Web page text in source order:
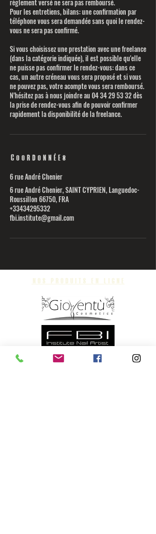
règlement versé ne sera pas remboursé.
Pour les entretiens, bilans: une confirmation par
téléphone vous sera demandée sans quoi le rendez-
vous ne sera pas confirmé.
Si vous choisissez une prestation avec une freelance
(dans la catégorie indiquée), il est possible qu'elle
ne puisse pas confirmer le rendez-vous: dans ce
cas, un autre créneau vous sera proposé et si vous
ne pouvez pas, votre acompte vous sera remboursé.
N'hésitez pas à nous joindre au 04 34 29 53 32 dès
la prise de rendez-vous afin de pouvoir confirmer
rapidement la disponibilité de la freelance.
Coordonnées
6 rue André Chenier
6 rue André Chenier, SAINT CYPRIEN, Languedoc-
Roussillon 66750, FRA
+33434295332
fbi.institute@gmail.com
nos produits en ligne
Formulaire d'informations